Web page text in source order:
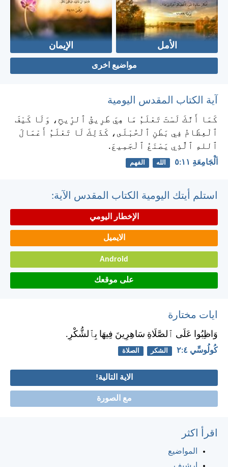
الأمل الإيمان
مواضيع اخرى
آية الكتاب المقدس اليومية
كَمَا أَنَّكَ لَسْتَ تَعْلَمُ مَا هِيَ طَرِيقُ ٱلرِّيحِ، وَلَا كَيْفَ
ٱلْعِظَامُ فِي بَطْنِ ٱلْحُبْلَى، كَذَلِكَ لَا تَعْلَمُ أَعْمَالَ
ٱللهِ ٱلَّذِي يَصْنَعُ ٱلْجَمِيعَ.
اَلْجَامِعَةِ ١١:‏٥ الله الفهم
استلم أيتك اليومية الكتاب المقدس الآية:
الإخطار اليومي
الايميل
Android
على موقعك
ايات مختارة
وَاظِبُوا عَلَى ٱلصَّلَاةِ سَاهِرِينَ فِيهَا بِٱلشُّكْرِ.
كُولُوسِّي ٤:‏٢ الشكر الصلاة
الاية التالية!
مع الصورة
اقرأ اكثر
المواضيع